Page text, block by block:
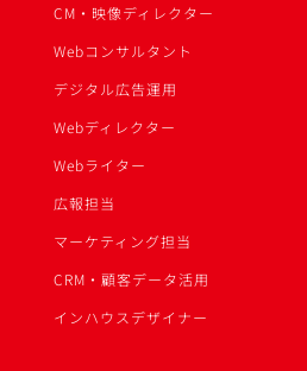
CM・映像ディレクター
Webコンサルタント
デジタル広告運用
Webディレクター
Webライター
広報担当
マーケティング担当
CRM・顧客データ活用
インハウスデザイナー